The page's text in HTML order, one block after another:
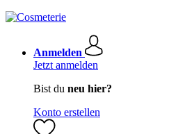
Anmelden
Jetzt anmelden
Bist du neu hier?
Konto erstellen